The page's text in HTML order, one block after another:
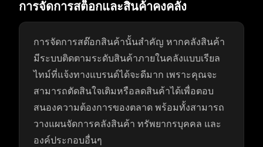
การจัดการสต็อกและสินค้าคงคลัง
การจัดการสต๊อกสินค้านั้นสำคัญ หากคลังสินค้า
มีระบบติดตามระดับสินค้าภายในคลังแบบเรียล
ไทม์ที่แจ้งทางแบรนด์ได้จะดีมาก เพราะคุณจะ
สามารถตัดสินใจเติมหรือลดสินค้าได้เพื่อตอบ
สนองความต้องการของตลาด พร้อมทั้งสามารถ
วางแผนจัดการคลังสินค้า ทรัพยากรบุคคล และ
องค์ประกอบอื่นๆ